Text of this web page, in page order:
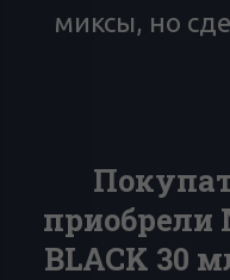
миксы, но
приобрели
BLACK 30